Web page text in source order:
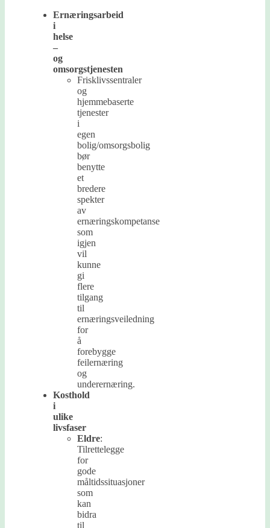
Ernæringsarbeid
i
helse
–
og
omsorgstjenesten
Frisklivssentraler
og
hjemmebaserte
tjenester
i
egen
bolig/omsorgsbolig
bør
benytte
et
bredere
spekter
av
ernæringskompetanse
som
igjen
vil
kunne
gi
flere
tilgang
til
ernæringsveiledning
for
å
forebygge
feilernæring
og
underernæring.
Kosthold
i
ulike
livsfaser
Eldre:
Tilrettelegge
for
gode
måltidssituasjoner
som
kan
bidra
til